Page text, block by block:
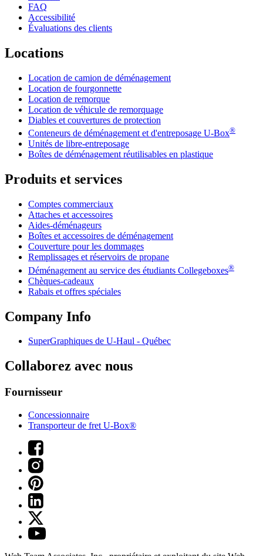
FAQ
Accessibilité
Évaluations des clients
Locations
Location de camion de déménagement
Location de fourgonnette
Location de remorque
Location de véhicule de remorquage
Diables et couvertures de protection
Conteneurs de déménagement et d'entreposage U-Box®
Unités de libre-entreposage
Boîtes de déménagement réutilisables en plastique
Produits et services
Comptes commerciaux
Attaches et accessoires
Aides-déménageurs
Boîtes et accessoires de déménagement
Couverture pour les dommages
Remplissages et réservoirs de propane
Déménagement au service des étudiants Collegeboxes®
Chèques-cadeaux
Rabais et offres spéciales
Company Info
SuperGraphiques de U-Haul - Québec
Collaborez avec nous
Fournisseur
Concessionnaire
Transporteur de fret U-Box®